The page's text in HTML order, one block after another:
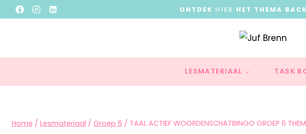
ONTDEK HIER HET THEMA
LESMATERIAAL TASK
Home / Lesmateriaal / Groep 6 / TAAL ACTIEF WOORDENSCHATBINGO GROEP 6